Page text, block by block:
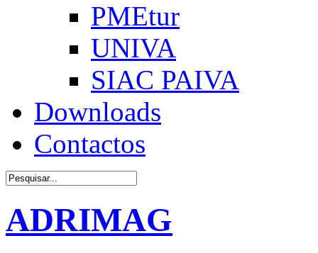
PMEtur
UNIVA
SIAC PAIVA
Downloads
Contactos
ADRIMAG